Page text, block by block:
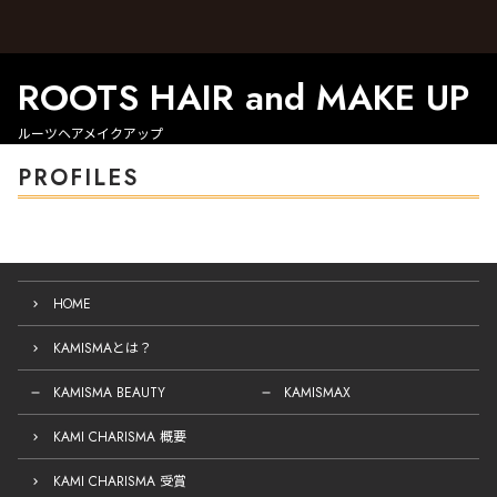
ROOTS HAIR and MAKE UP
ルーツヘアメイクアップ
PROFILES
HOME
KAMISMAとは？
KAMISMA BEAUTY KAMISMAX
KAMI CHARISMA 概要
KAMI CHARISMA 受賞